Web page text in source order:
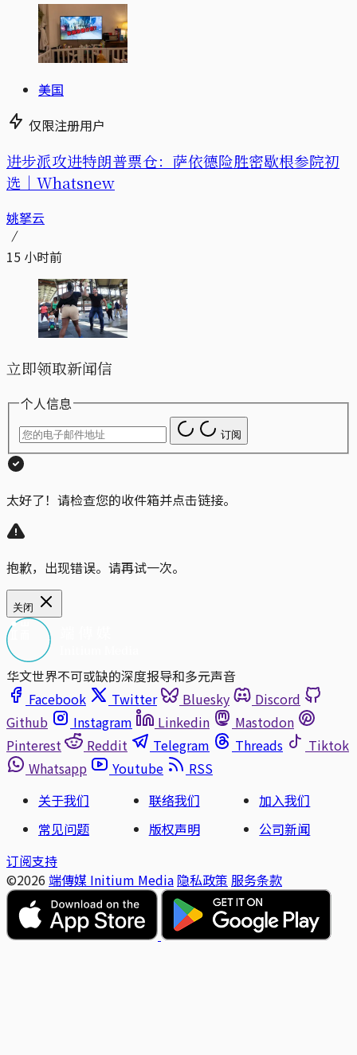
美国
仅限注册用户
进步派攻进特朗普票仓：萨依德险胜密歇根参院初
选｜Whatsnew
姚拏云
15 小时前
立即领取新闻信
个人信息
订阅
太好了！请检查您的收件箱并点击链接。
抱歉，出现错误。请再试一次。
关闭
华文世界不可或缺的深度报导和多元声音
Facebook
Twitter Bluesky
Discord
Github
Instagram Linkedin
Mastodon
Pinterest
Reddit Telegram Threads
Tiktok
Whatsapp
Youtube
RSS
关于我们
联络我们
加入我们
常见问题
版权声明
公司新闻
订阅支持
©2026 端傳媒 Initium Media 隐私政策 服务条款